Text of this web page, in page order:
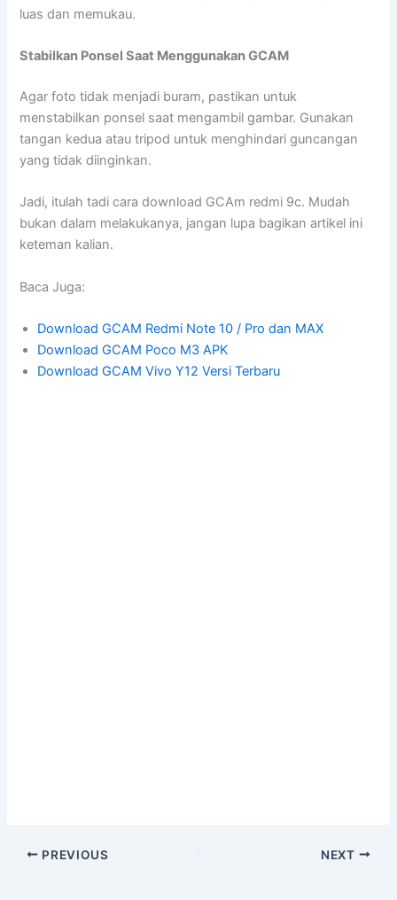
luas dan memukau.
Stabilkan Ponsel Saat Menggunakan GCAM
Agar foto tidak menjadi buram, pastikan untuk
menstabilkan ponsel saat mengambil gambar. Gunakan
tangan kedua atau tripod untuk menghindari guncangan
yang tidak diinginkan.
Jadi, itulah tadi cara download GCAm redmi 9c. Mudah
bukan dalam melakukanya, jangan lupa bagikan artikel ini
keteman kalian.
Baca Juga:
Download GCAM Redmi Note 10 / Pro dan MAX
Download GCAM Poco M3 APK
Download GCAM Vivo Y12 Versi Terbaru
PREVIOUS NEXT